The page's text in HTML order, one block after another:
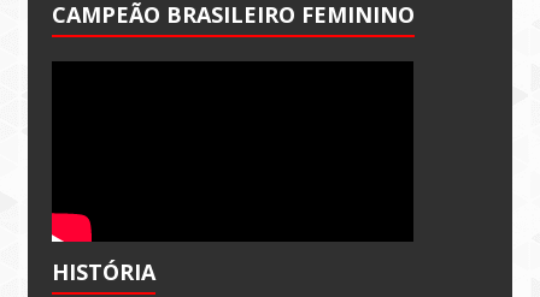
CAMPEÃO BRASILEIRO FEMININO
HISTÓRIA